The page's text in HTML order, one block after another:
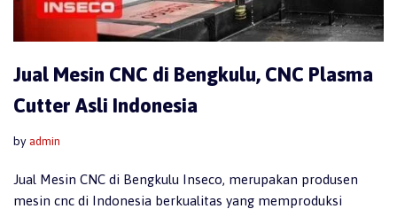
Jual Mesin CNC di Bengkulu, CNC Plasma
Cutter Asli Indonesia
byadmin
Jual Mesin CNC di Bengkulu Inseco, merupakan produsen
mesin cnc di Indonesia berkualitas yang memproduksi